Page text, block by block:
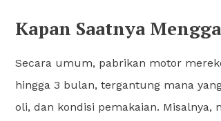
Kapan Saatnya
Secara umum, pabrikan motor
hingga 3 bulan, tergantung mana
oli, dan kondisi pemakaian.